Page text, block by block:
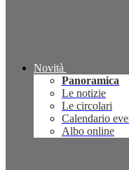
Novità
Panoramica
Le notizie
Le circolari
Calendario
Albo online